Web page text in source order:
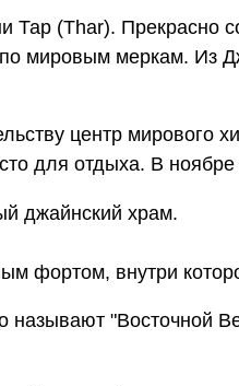
Тар (Thar). Прекрасно
мировым меркам. Из
центр мирового
для отдыха. В
джайнский храм.
фортом, внутри
называют "Восточной